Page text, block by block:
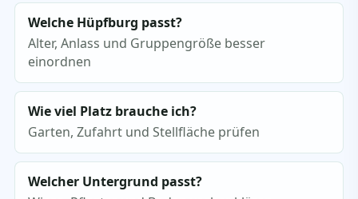
Welche Hüpfburg passt?
Alter, Anlass und Gruppengröße besser
einordnen
Wie viel Platz brauche ich?
Garten, Zufahrt und Stellfläche prüfen
Welcher Untergrund passt?